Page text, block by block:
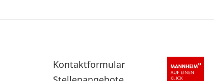
Sekundärnavigation
Kontaktformular